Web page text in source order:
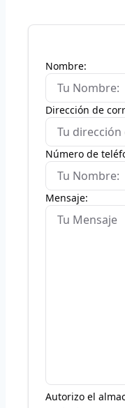
Nombre:
Dirección de
Número de
Mensaje:
Autorizo el